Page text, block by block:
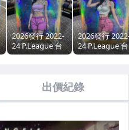
2026發行 2022-
24 P.League 台
北富邦勇士球員
孩卡 Fubon
Angels 金子仁
2026發行
24 P.League 台
北富邦勇士球
孩卡 Fubon
Angels 南珉貞
AI照
出價紀錄